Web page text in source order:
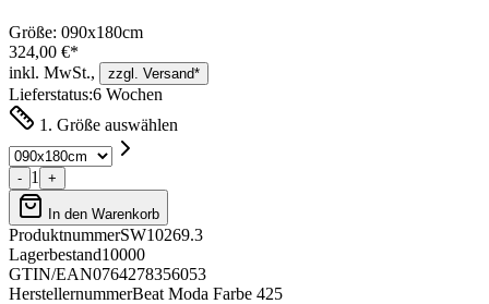
Größe: 090x180cm
324,00 €*
inkl. MwSt.,
zzgl. Versand*
Lieferstatus:6 Wochen
1. Größe auswählen
- 1 +
In den Warenkorb
ProduktnummerSW10269.3
Lagerbestand10000
GTIN/EAN0764278356053
HerstellernummerBeat Moda Farbe 425